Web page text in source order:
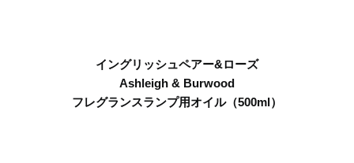
イングリッシュペアー&ローズ
Ashleigh & Burwood
フレグランスランプ用オイル（500ml）